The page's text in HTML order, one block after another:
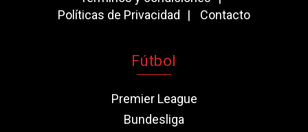
Políticas de Privacidad
Contacto
Fútbol
Premier League
Bundesliga